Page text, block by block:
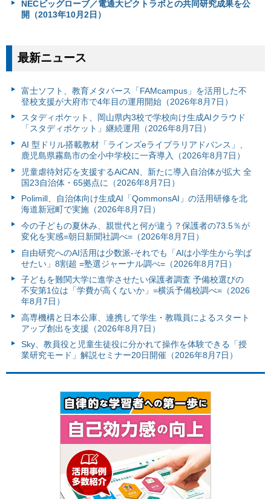
NECビッグローブ／電通大ピクトラボとの共同研究成果を公
開（2013年10月2日）
最新ニュース
富⼠ソフト、教育メタバース「FAMcampus」を活用した不
登校支援が大府市で4年目の運用開始（2026年8月7日）
スタディポケット、岡山県内3校で学校向け生成AIクラウド
「スタディポケット」継続運用（2026年8月7日）
AI 型ドリル搭載教材「ラインズeライブラリアドバンス」、
鹿児島県霧島市の全小中学校に一斉導入（2026年8月7日）
児童虐待対応を支援するAiCAN、新たに導入自治体が拡大 全
国23自治体・65拠点に（2026年8月7日）
Polimill、自治体向け生成AI「QommonsAI」の活用研修を北
海道新冠町で実施（2026年8月7日）
今の子どもの夏休み、親世代と何が違う？保護者の73.5％が
変化を実感=朝日新聞社調べ=（2026年8月7日）
自由研究へのAI活用は少数派-それでも「AIは小学生から学ば
せたい」8割超 =塾選ジャーナル調べ=（2026年8月7日）
子どもを難関大学に進学させたい保護者調査 予備校選びの
不安第1位は「学費が高くないか」=横浜予備校調べ=（2026
年8月7日）
高専機構と日本公庫、連携して学生・教職員によるスタート
アップ創出を支援（2026年8月7日）
Sky、教員役と児童生徒役に分かれて操作を体験できる「授
業研究モード」解説セミナー20日開催（2026年8月7日）